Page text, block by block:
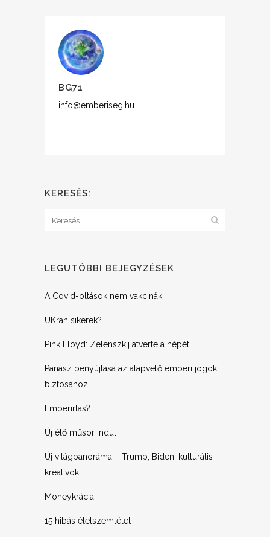
BG71
info@emberiseg.hu
KERESÉS:
LEGUTÓBBI BEJEGYZÉSEK
A Covid-oltások nem vakcinák
UKrán sikerek?
Pink Floyd: Zelenszkij átverte a népét
Panasz benyújtása az alapvető emberi jogok
biztosához
Emberirtás?
Új élő műsor indul
Új világpanoráma – Trump, Biden, kulturális
kreatívok
Moneykrácia
15 hibás életszemlélet